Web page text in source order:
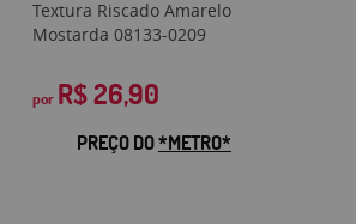
Textura Riscado Amarelo
Mostarda 08133-0209
por R$ 26,90
PREÇO DO*METRO*